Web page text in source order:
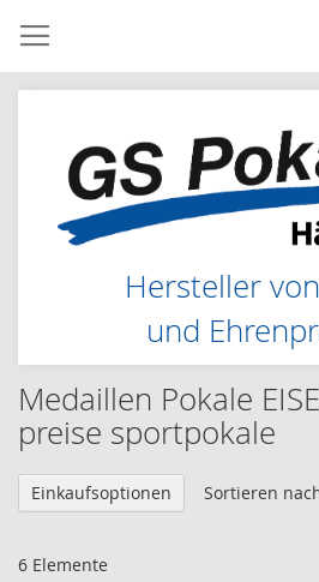
Zum
Inhalt
springen
Hersteller
und
Medaillen Pokale
preise sportpokale
Einkaufsoptionen
6 Elemente
Sortieren